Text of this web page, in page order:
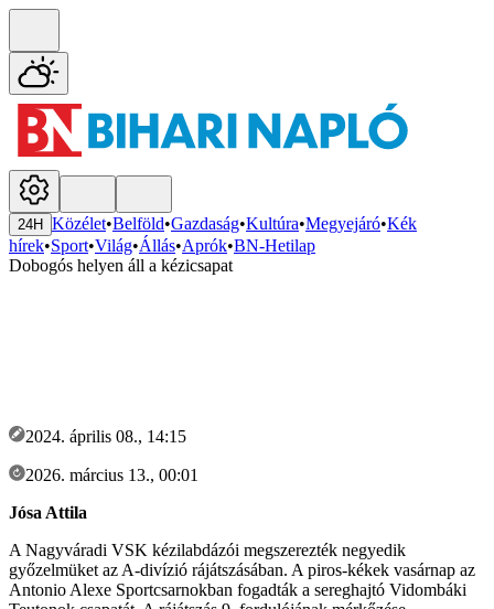
24H Közélet•Belföld•Gazdaság•Kultúra•Megyejáró•Kék
hírek•Sport•Világ•Állás•Aprók•BN-Hetilap
Dobogós helyen áll a kézicsapat
2024. április 08., 14:15
2026. március 13., 00:01
Jósa Attila
A Nagyváradi VSK kézilabdázói megszerezték negyedik
győzelmüket az A-divízió rájátszásában. A piros-kékek vasárnap az
Antonio Alexe Sportcsarnokban fogadták a sereghajtó Vidombáki